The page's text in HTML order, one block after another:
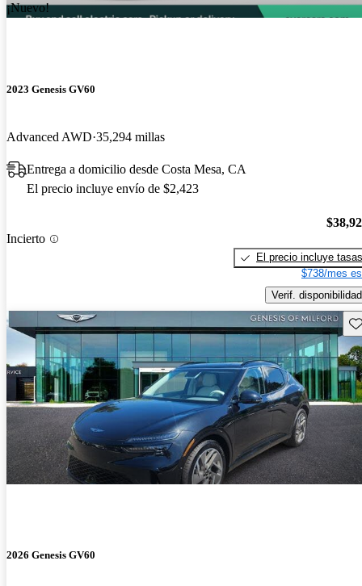
¡Nuevo!
2023 Genesis GV60
Advanced AWD 35,294 millas
Entrega a domicilio desde Costa Mesa, CA
El precio incluye envío de $2,423
Incierto
El precio incluye tasas
$738/mes
Verif. disponibilidad
2026 Genesis GV60